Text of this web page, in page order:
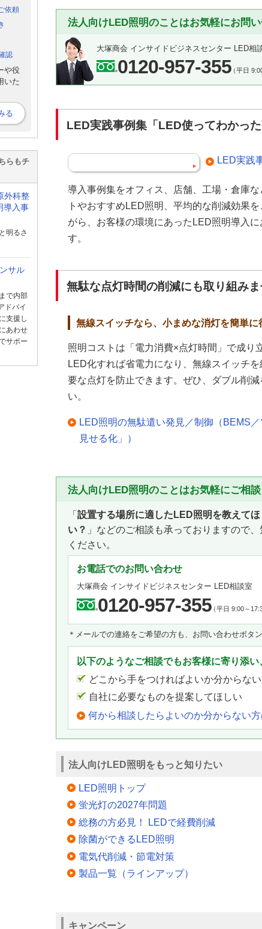
法人向けLED照明のことはお気軽にお問い
大塚商会 インサイドビジネスセンター LED相
0120-957-355（平日
LED実践事例集「LED使ってわかっ
LED実践
導入事例集をオフィス、店舗、工場・倉庫
トやおすすめLED照明、平均的な削減効果
がら、お客様の環境にあったLED照明導入
す。
無駄な点灯時間の削減にも取り組みま
無線スイッチなら、小まめな消灯を簡単に
照明コストは「電力消費×点灯時間」で成り
LED化すれば省電力になり、無線スイッチ
要な点灯を防止できます。ぜひ、ダブル削減
い。
LED照明の無駄遣い発見／制御（BEMS／
見せる化」）
法人向けLED照明のことはお気軽にご相談
「 設置する場所に適したLED照明を教えて
い？ 」などのご相談も承っておりますので
ください。
お電話でのお問い合わせ
大塚商会 インサイドビジネスセンター LED相談室
0120-957-355（平日 9:00～
＊メールでの連絡をご希望の方も、お問い合わせボタ
以下のようなご相談でもお客様に寄り添
どこから手をつければよいか分からない
自社に必要なものを提案してほしい
何から相談したらよいのか分からない
法人向けLED照明をもっと知りたい
LED照明トップ
蛍光灯の2027年問題
総務の方必見！ LEDで経費削減
除菌ができるLED照明
電気代削減・節電対策
製品一覧（ラインアップ）
キャンペーン
依頼
認
や役
いた
る
らもチ
外科整
導入事
明るさ
サル
で内部
ドバイ
支援し
あわせ
サポー